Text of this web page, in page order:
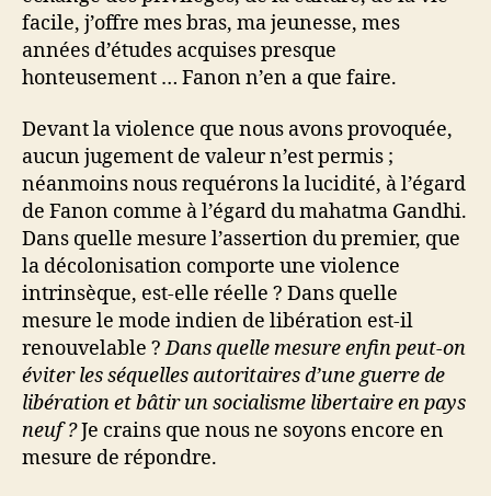
facile, j’offre mes bras, ma jeunesse, mes
années d’études acquises presque
honteusement … Fanon n’en a que faire.
Devant la violence que nous avons provoquée,
aucun jugement de valeur n’est permis ;
néanmoins nous requérons la lucidité, à l’égard
de Fanon comme à l’égard du mahatma Gandhi.
Dans quelle mesure l’assertion du premier, que
la décolonisation comporte une violence
intrinsèque, est-elle réelle ? Dans quelle
mesure le mode indien de libération est-il
renouvelable ?Dans quelle mesure enfin peut-on
éviter les séquelles autoritaires d’une guerre de
libération et bâtir un socialisme libertaire en pays
neuf ?Je crains que nous ne soyons encore en
mesure de répondre.